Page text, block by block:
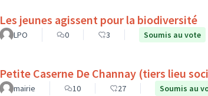
Les jeunes agissent pour la biodiversité
LPO 0 3 Soumis au vote
Petite Caserne De Channay (tiers lieu
mairie 10 27 Soumis au